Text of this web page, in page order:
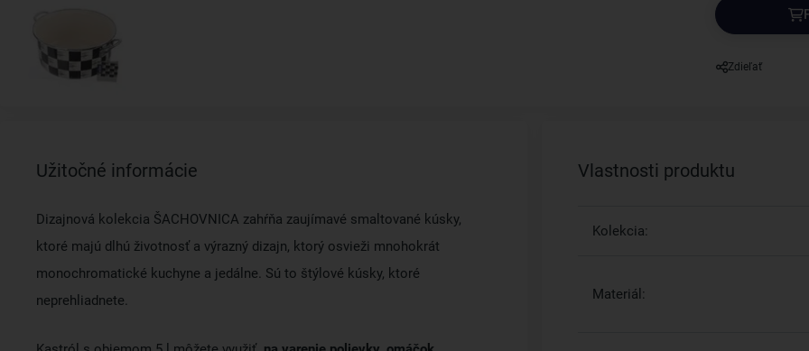
Zdieľať
Užitočné informácie
Dizajnová kolekcia ŠACHOVNICA zahŕňa zaujímavé smaltované kúsky,
ktoré majú dlhú životnosť a výrazný dizajn, ktorý osvieži mnohokrát
monochromatické kuchyne a jedálne. Sú to štýlové kúsky, ktoré
neprehliadnete.
Vlastnosti produktu
Kolekcia:
Materiál: